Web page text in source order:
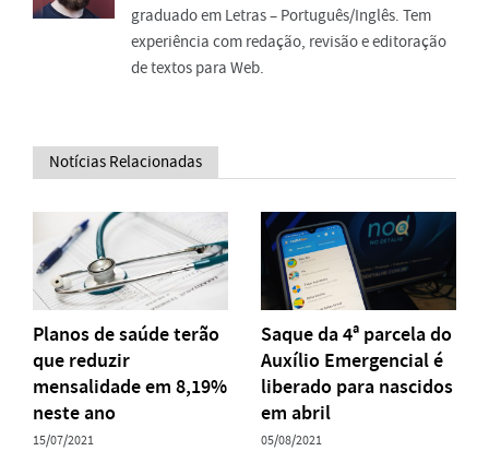
graduado em Letras – Português/Inglês. Tem
experiência com redação, revisão e editoração
de textos para Web.
Notícias Relacionadas
Planos de saúde terão
que reduzir
mensalidade em 8,19%
neste ano
15/07/2021
Saque da 4ª parcela do
Auxílio Emergencial é
liberado para nascidos
em abril
05/08/2021